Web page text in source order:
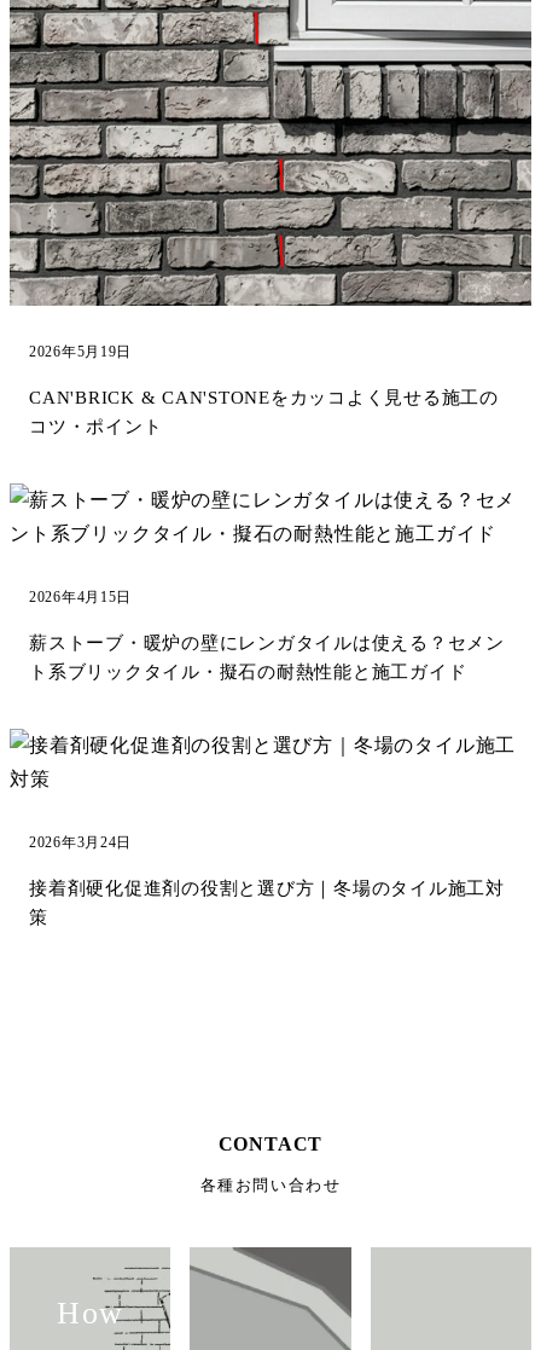
2026年5月19日
CAN'BRICK & CAN'STONEをカッコよく見せる施工の
コツ・ポイント
2026年4月15日
薪ストーブ・暖炉の壁にレンガタイルは使える？セメン
ト系ブリックタイル・擬石の耐熱性能と施工ガイド
2026年3月24日
接着剤硬化促進剤の役割と選び方｜冬場のタイル施工対
策
CONTACT
各種お問い合わせ
How